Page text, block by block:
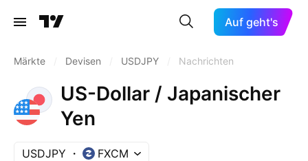
Auf geht's
Märkte Devisen USDJPY Nachrichten
US-Dollar / Japanischer
Yen
USDJPY FXCM